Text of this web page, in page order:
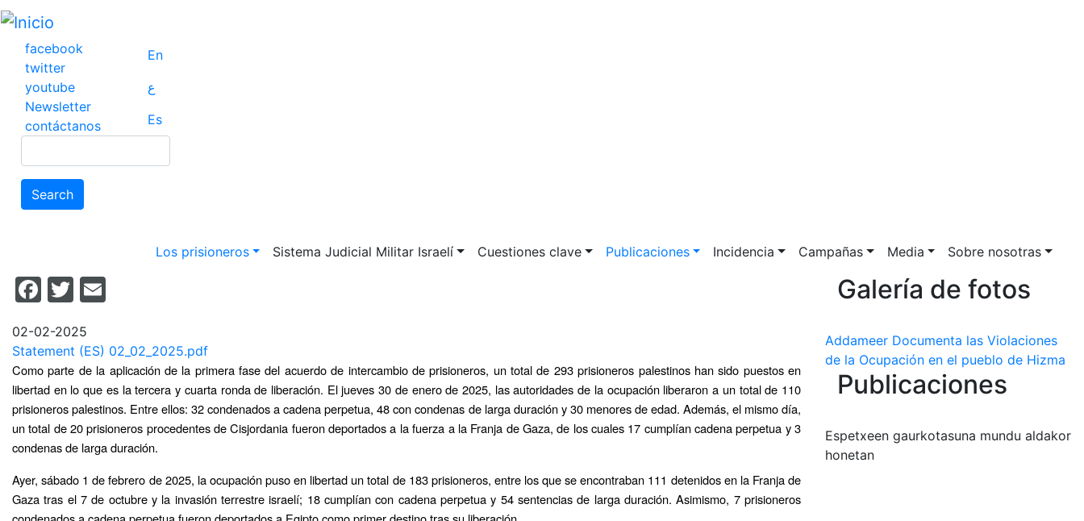
Pasar
contenido
principal
facebook
twitter
youtube
Newsletter
contáctanos
En
ع
Es
Search
Main navigation
Los prisioneros Sistema Judicial Militar Israelí Cuestiones clave Publicaciones Incidencia Campañas Media Sobre nosotras
Facebook
Twitter
02-02-2025
Statement (ES) 02_02_2025.pdf
Como parte de la aplicación de la primera fase del acuerdo de intercambio de prisioneros, un total de 293 prisioneros palestinos han sido puestos en
libertad en lo que es la tercera y cuarta ronda de liberación. El jueves 30 de enero de 2025, las autoridades de la ocupación liberaron a un total de 110
prisioneros palestinos. Entre ellos: 32 condenados a cadena perpetua, 48 con condenas de larga duración y 30 menores de edad. Además, el mismo día,
un total de 20 prisioneros procedentes de Cisjordania fueron deportados a la fuerza a la Franja de Gaza, de los cuales 17 cumplían cadena perpetua y 3
condenas de larga duración.
Ayer, sábado 1 de febrero de 2025, la ocupación puso en libertad un total de 183 prisioneros, entre los que se encontraban 111 detenidos en la Franja de
Gaza tras el 7 de octubre y la invasión terrestre israelí; 18 cumplían con cadena perpetua y 54 sentencias de larga duración. Asimismo, 7 prisioneros
Galería de fotos
Addameer Documenta las Violaciones
de la Ocupación en el pueblo de Hizma
Publicaciones
Espetxeen gaurkotasuna mundu aldakor
honetan